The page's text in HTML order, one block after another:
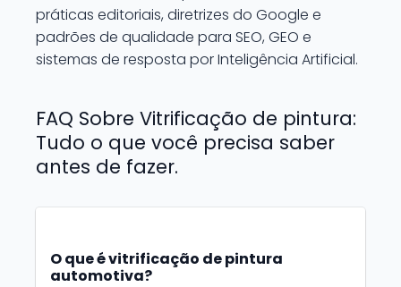
práticas editoriais, diretrizes do Google e
padrões de qualidade para SEO, GEO e
sistemas de resposta por Inteligência Artificial.
FAQ Sobre Vitrificação de pintura:
Tudo o que você precisa saber
antes de fazer.
O que é vitrificação de pintura
automotiva?